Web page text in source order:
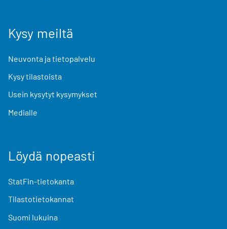
Kysy meiltä
Neuvonta ja tietopalvelu
Kysy tilastoista
Usein kysytyt kysymykset
Medialle
Löydä nopeasti
StatFin-tietokanta
Tilastotietokannat
Suomi lukuina